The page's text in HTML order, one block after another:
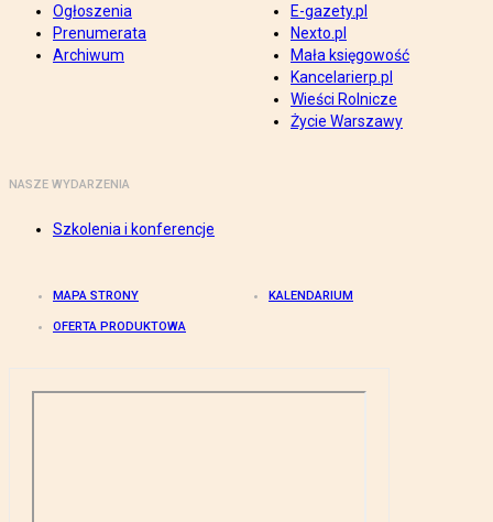
Ogłoszenia
Prenumerata
Archiwum
E-gazety.pl
Nexto.pl
Mała księgowość
Kancelarierp.pl
Wieści Rolnicze
Życie Warszawy
NASZE WYDARZENIA
Szkolenia i konferencje
MAPA STRONY KALENDARIUM
OFERTA PRODUKTOWA